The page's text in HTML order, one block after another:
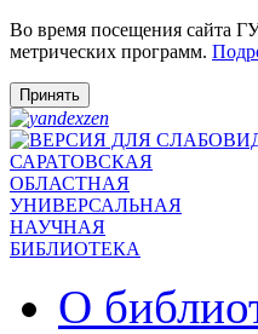
Во время посещения сайта
метрических программ.
Принять
САРАТОВСКАЯ
ОБЛАСТНАЯ
УНИВЕРСАЛЬНАЯ
НАУЧНАЯ
БИБЛИОТЕКА
О